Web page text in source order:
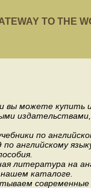
TO THE
можете купить
издательствами,
по
английскому
литература на
каталоге.